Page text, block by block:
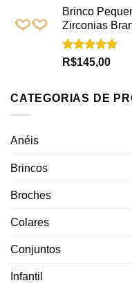
Brinco
Zirconias
Avaliação
R$145,00
CATEGORIAS DE
Anéis
Brincos
Broches
Colares
Conjuntos
Infantil